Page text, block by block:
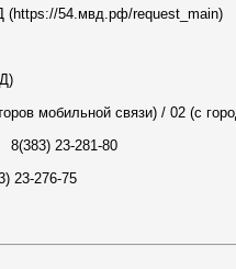
54.мвд.рф/request_main)
мобильной связи) / 02 (с
8(383) 23-281-80
23-276-75